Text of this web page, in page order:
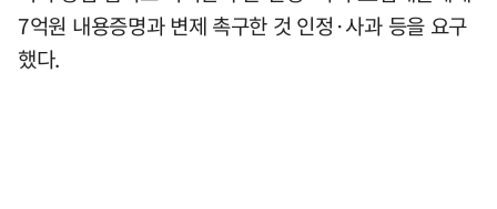
7억원 내용증명과 변제 촉구한 것 인정·사과 등을 요구
했다.